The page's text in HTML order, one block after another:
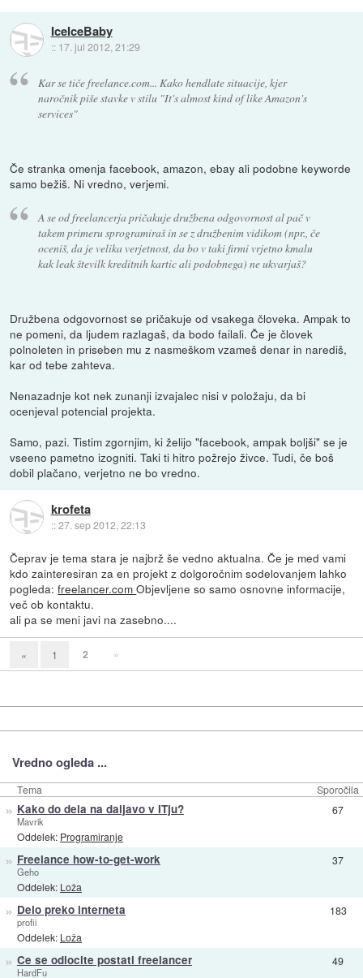
IceIceBaby
:: 17. jul 2012, 21:29
Kar se tiče freelance.com... Kako hendlate situacije, kjer
naročnik piše stavke v stilu "It's almost kind of like Amazon's
services"
Če stranka omenja facebook, amazon, ebay ali podobne keyworde
samo bežiš. Ni vredno, verjemi.
A se od freelancerja pričakuje družbena odgovornost al pač v
takem primeru sprogramiraš in se z družbenim vidikom (npr., če
oceniš, da je velika verjetnost, da bo v taki firmi vrjetno kmalu
kak leak številk kreditnih kartic ali podobnega) ne ukvarjaš?
Družbena odgovornost se pričakuje od vsakega človeka. Ampak to
ne pomeni, da ljudem razlagaš, da bodo failali. Če je človek
polnoleten in priseben mu z nasmeškom vzameš denar in narediš,
kar od tebe zahteva.
Nenazadnje kot nek zunanji izvajalec nisi v položaju, da bi
ocenjeval potencial projekta.
Samo, pazi. Tistim zgornjim, ki želijo "facebook, ampak boljši" se je
vseeno pametno izogniti. Taki ti hitro požrejo živce. Tudi, če boš
dobil plačano, verjetno ne bo vredno.
krofeta
::27. sep 2012, 22:13
Čeprav je tema stara je najbrž še vedno aktualna. Če je med vami
kdo zainteresiran za en projekt z dolgoročnim sodelovanjem lahko
pogleda:freelancer.comObjevljene so samo osnovne informacije,
več ob kontaktu.
ali pa se meni javi na zasebno....
« 1 2 »
Vredno ogleda ...
Tema Sporočila
» Kako do dela na daljavo v ITju?
Mavrik
Oddelek: Programiranje
67
» Freelance how-to-get-work
Geho
Oddelek: Loža
37
» Delo preko interneta
profii
Oddelek: Loža
183
» Ce se odlocite postati freelancer
HardFu
49